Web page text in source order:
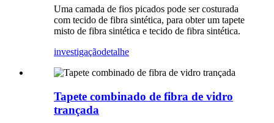
Uma camada de fios picados pode ser costurada
com tecido de fibra sintética, para obter um tapete
misto de fibra sintética e tecido de fibra sintética.
investigaçãodetalhe
Tapete combinado de fibra de vidro
trançada